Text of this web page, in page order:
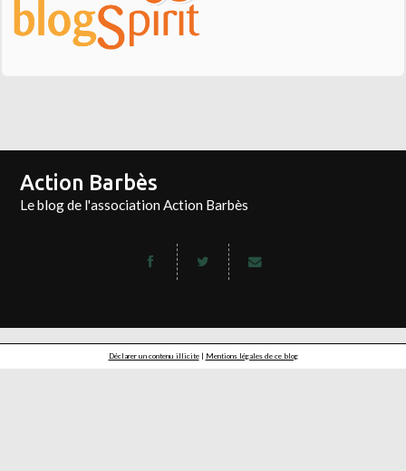
Action Barbès
Le blog de l'association Action Barbès
Déclarer un contenu illicite| Mentions légales de ce blog